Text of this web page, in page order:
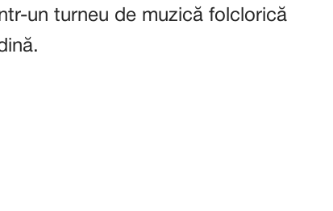
un turneu de muzică folclorică